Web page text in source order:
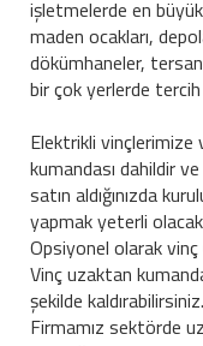
işletmelerde en
maden ocakları,
dökümhaneler,
bir çok yerlerde
Elektrikli vinçlerimize
kumandası dahildir
satın aldığınızda
yapmak yeterli
Opsiyonel olarak
Vinç uzaktan
şekilde kaldırabilirsiniz.
Firmamız sektörde